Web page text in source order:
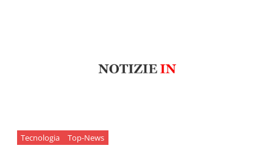
Tecnologia Top-News